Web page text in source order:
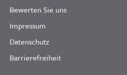
Bewerten Sie uns
Impressum
Datenschutz
Barrierefreiheit